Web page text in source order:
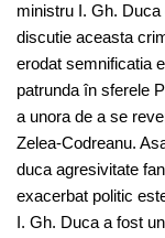
ministru I. Gh.
discutie aceasta
erodat semnificatia
patrunda în sferele
a unora de a se
Zelea-Codreanu.
duca agresivitate
exacerbat politic
I. Gh. Duca a fost